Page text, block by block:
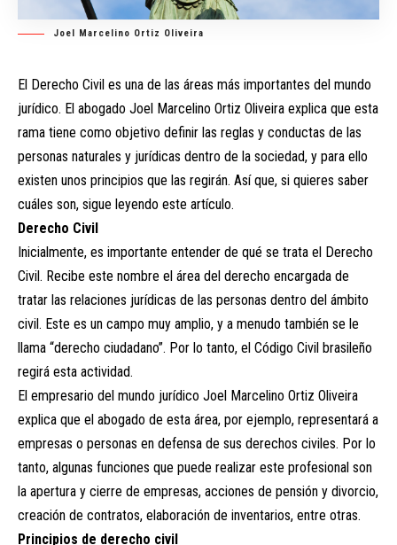
Joel Marcelino Ortiz Oliveira
El Derecho Civil es una de las áreas más importantes del mundo
jurídico. El abogado Joel Marcelino Ortiz Oliveira explica que esta
rama tiene como objetivo definir las reglas y conductas de las
personas naturales y jurídicas dentro de la sociedad, y para ello
existen unos principios que las regirán. Así que, si quieres saber
cuáles son, sigue leyendo este artículo.
Derecho Civil
Inicialmente, es importante entender de qué se trata el Derecho
Civil. Recibe este nombre el área del derecho encargada de
tratar las relaciones jurídicas de las personas dentro del ámbito
civil. Este es un campo muy amplio, y a menudo también se le
llama “derecho ciudadano”. Por lo tanto, el Código Civil brasileño
regirá esta actividad.
El empresario del mundo jurídico Joel Marcelino Ortiz Oliveira
explica que el abogado de esta área, por ejemplo, representará a
empresas o personas en defensa de sus derechos civiles. Por lo
tanto, algunas funciones que puede realizar este profesional son
la apertura y cierre de empresas, acciones de pensión y divorcio,
creación de contratos, elaboración de inventarios, entre otras.
Principios de derecho civil